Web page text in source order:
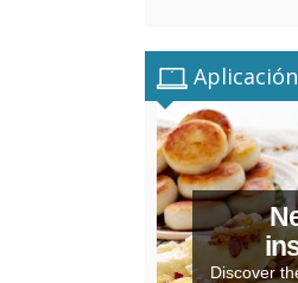
Aplicación
Discover